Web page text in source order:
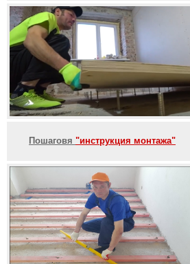
Пошаговя "инструкция монтажа"